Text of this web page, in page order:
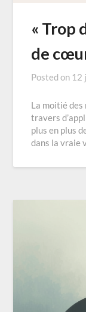
« Trop
de
Posted on 12
La moitié
travers
plus en plus
dans la vraie